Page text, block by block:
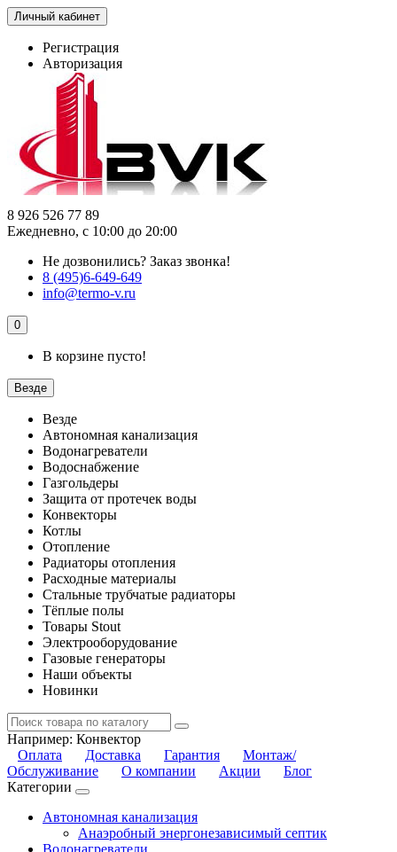
Личный кабинет
Регистрация
Авторизация
8 926 526 77 89
Ежедневно, с 10:00 до 20:00
Не дозвонились? Заказ звонка!
8 (495)6-649-649
info@termo-v.ru
0
В корзине пусто!
Везде
Везде
Автономная канализация
Водонагреватели
Водоснабжение
Газгольдеры
Защита от протечек воды
Конвекторы
Котлы
Отопление
Радиаторы отопления
Расходные материалы
Стальные трубчатые радиаторы
Тёплые полы
Товары Stout
Электрооборудование
Газовые генераторы
Наши объекты
Новинки
Например: Конвектор
Оплата
Доставка Гарантия
Монтаж/
Обслуживание
О компании Акции
Блог
Категории
Автономная канализация
Анаэробный энергонезависимый септик
Водонагреватели